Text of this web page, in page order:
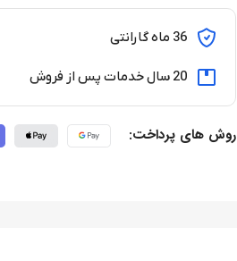
36 ماه گارانتی
20 سال خدمات پس از فروش
روش های پرداخت: